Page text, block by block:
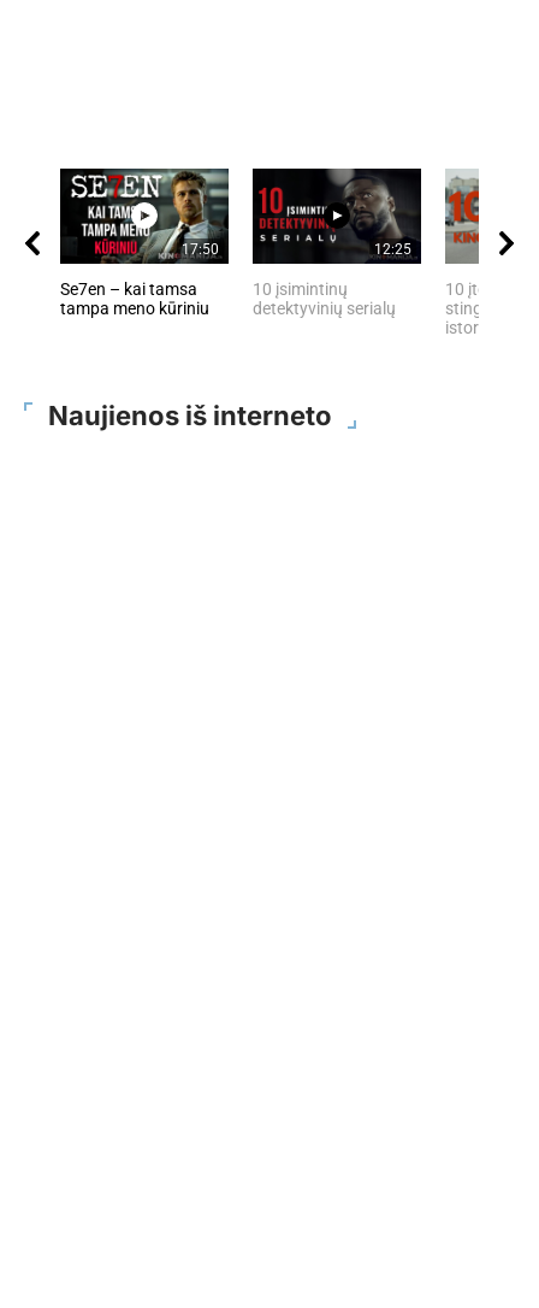
17:50
Se7en – kai tamsa
tampa meno kūriniu
12:25
10 įsimintinų
detektyvinių serialų
10 įtemptų,
stingdančių
istorijų
Naujienos iš interneto